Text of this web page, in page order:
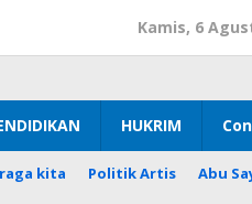
Kamis, 6
HUKRIM
kita Politik Artis Abu